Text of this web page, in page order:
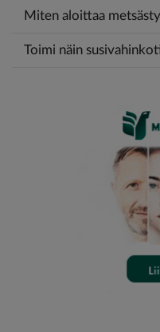
Miten aloittaa
Toimi näin